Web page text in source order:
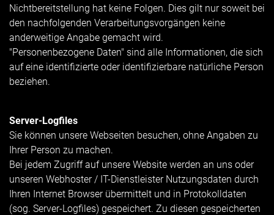
Nichtbereitstellung hat keine Folgen. Dies gilt nur soweit bei
den nachfolgenden Verarbeitungsvorgängen keine
anderweitige Angabe gemacht wird.
"Personenbezogene Daten" sind alle Informationen, die sich
auf eine identifizierte oder identifizierbare natürliche Person
beziehen.
Server-Logfiles
Sie können unsere Webseiten besuchen, ohne Angaben zu
Ihrer Person zu machen.
Bei jedem Zugriff auf unsere Website werden an uns oder
unseren Webhoster / IT-Dienstleister Nutzungsdaten durch
Ihren Internet Browser übermittelt und in Protokolldaten
(sog. Server-Logfiles) gespeichert. Zu diesen gespeicherten